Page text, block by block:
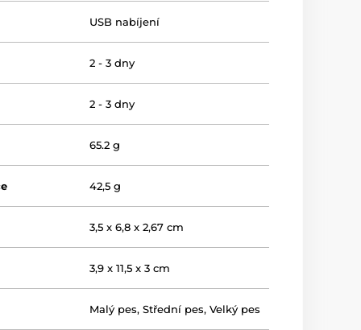
USB nabíjení
2 - 3 dny
2 - 3 dny
65.2 g
42,5 g
3,5 x 6,8 x 2,67 cm
3,9 x 11,5 x 3 cm
Malý pes,Střední pes,Velký pes